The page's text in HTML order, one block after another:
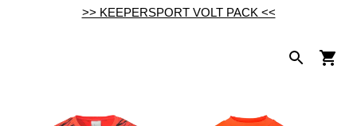
>> KEEPERSPORT VOLT PACK <<